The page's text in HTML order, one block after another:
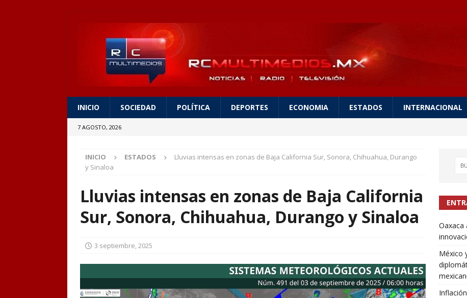
INICIO SOCIEDAD POLÍTICA DEPORTES ECONOMIA ESTADOS INTERNACIONAL
7 AGOSTO, 2026
INICIO ESTADOS
Lluvias intensas en zonas de Baja California Sur, Sonora, Chihuahua, Durango
y Sinaloa
Lluvias intensas en zonas de Baja California
Sur, Sonora, Chihuahua, Durango y Sinaloa
3 septiembre, 2025
Oaxaca
México